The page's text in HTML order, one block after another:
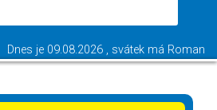
Dnes je 09.08.2026 , svátek má Roman